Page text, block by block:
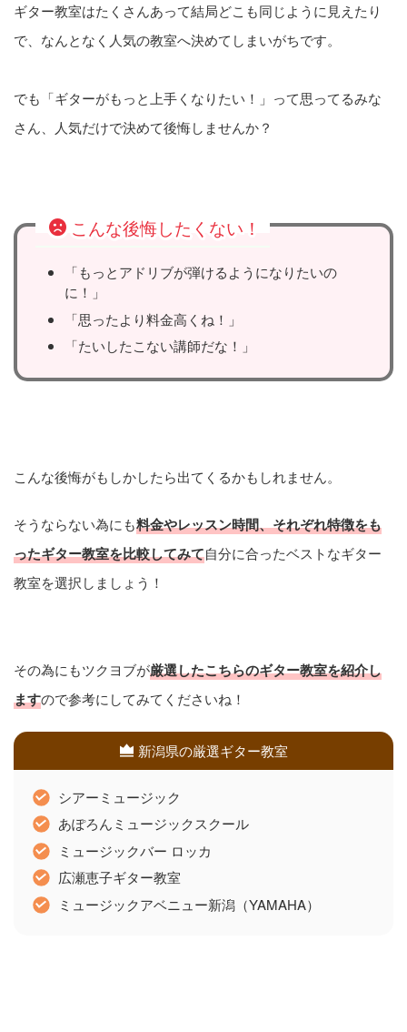
ギター教室はたくさんあって結局どこも同じように見えたり
で、なんとなく人気の教室へ決めてしまいがちです。
でも「ギターがもっと上手くなりたい！」って思ってるみな
さん、人気だけで決めて後悔しませんか？
こんな後悔したくない！
「もっとアドリブが弾けるようになりたいの
に！」
「思ったより料金高くね！」
「たいしたこない講師だな！」
こんな後悔がもしかしたら出てくるかもしれません。
そうならない為にも料金やレッスン時間、それぞれ特徴をも
ったギター教室を比較してみて自分に合ったベストなギター
教室を選択しましょう！
その為にもツクヨブが厳選したこちらのギター教室を紹介し
ますので参考にしてみてくださいね！
新潟県の厳選ギター教室
シアーミュージック
あぽろんミュージックスクール
ミュージックバー ロッカ
広瀬恵子ギター教室
ミュージックアベニュー新潟（YAMAHA）